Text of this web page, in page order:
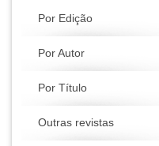
Por Edição
Por Autor
Por Título
Outras revistas